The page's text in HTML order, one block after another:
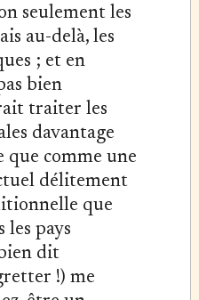
seulement les
au-delà, les
; et en
bien
traiter les
davantage
que comme une
délitement
que
les pays
dit
!) me